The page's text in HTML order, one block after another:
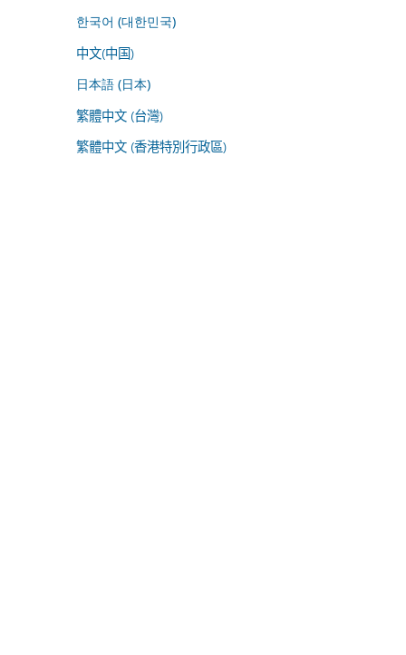
한국어 (대한민국)
中文(中国)
日本語 (日本)
繁體中文 (台灣)
繁體中文 (香港特別行政區)